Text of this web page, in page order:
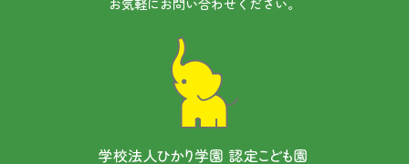
お気軽にお問い合わせください。